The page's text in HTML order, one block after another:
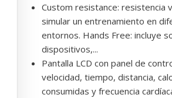
Custom resistance: resistencia
simular un entrenamiento en
entornos. Hands Free: incluye
dispositivos,...
Pantalla LCD con panel de
velocidad, tiempo, distancia,
consumidas y frecuencia